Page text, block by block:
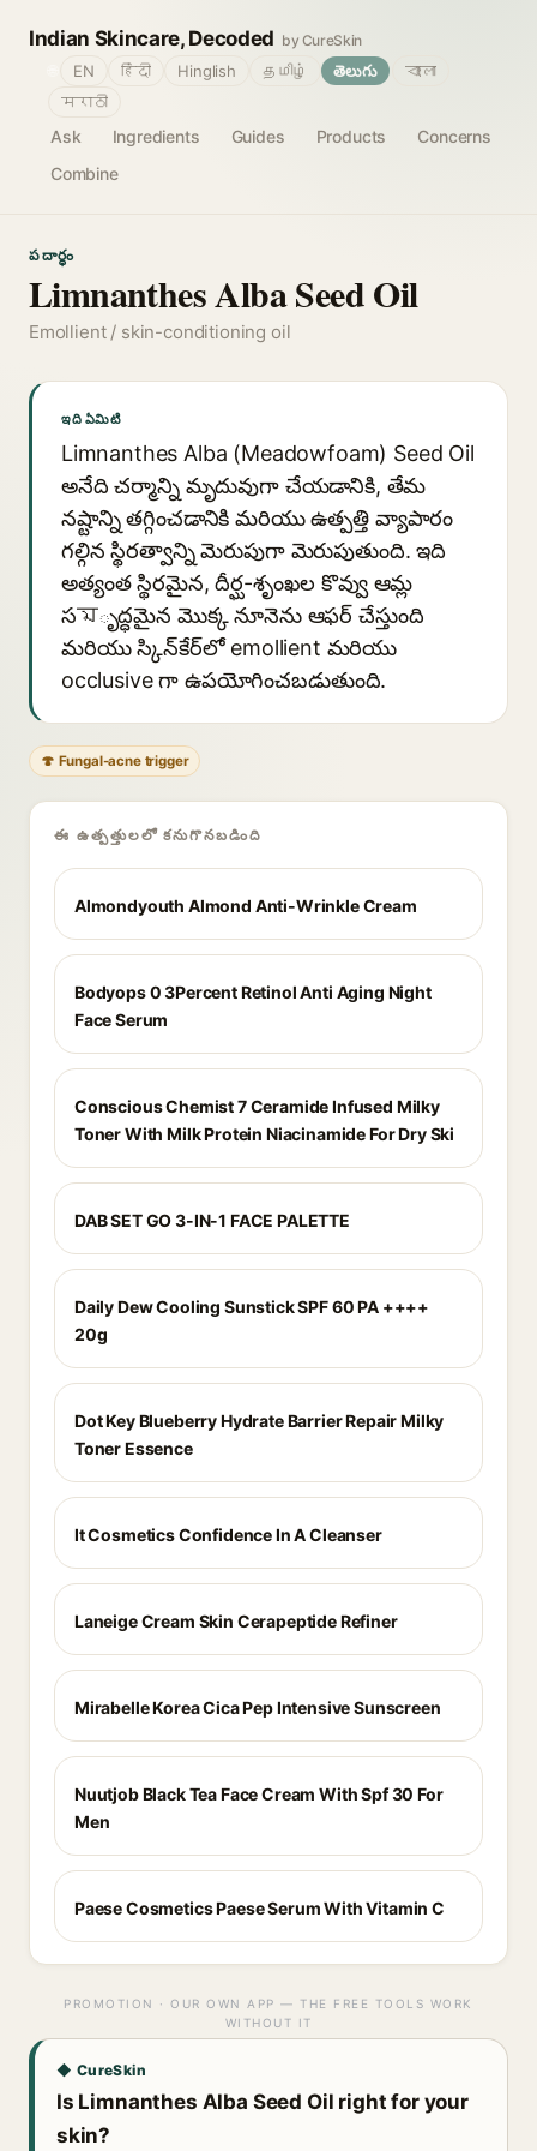
Indian Skincare, Decoded by CureSkin
Ask Ingredients Guides Products
Concerns
Combine
EN हिंदी Hinglish தமிழ் తెలుగు
বাংলা
मराठी
పదార్థం
Limnanthes Alba Seed Oil
Emollient / skin-conditioning oil
ఇది ఏమిటి
Limnanthes Alba (Meadowfoam) Seed Oil
అనేది చర్మాన్ని మృదువుగా చేయడానికి, తేమ
నష్టాన్ని తగ్గించడానికి మరియు ఉత్పత్తి వ్యాపారం
గల్గిన స్థిరత్వాన్ని మెరుపుగా మెరుపుతుంది. ఇది
అత్యంత స్థిరమైన, దీర్ఘ-శృంఖల కొవ్వు ఆమ్ల
సমృద్ధమైన మొక్క నూనెను ఆఫర్ చేస్తుంది
మరియు స్కిన్‌కేర్‌లో emollient మరియు
occlusive గా ఉపయోగించబడుతుంది.
🍄 Fungal-acne trigger
ఈ ఉత్పత్తులలో కనుగొనబడింది
Almondyouth Almond Anti-Wrinkle Cream
Bodyops 0 3Percent Retinol Anti Aging Night
Face Serum
Conscious Chemist 7 Ceramide Infused Milky
Toner With Milk Protein Niacinamide For Dry Ski
DAB SET GO 3-IN-1 FACE PALETTE
Daily Dew Cooling Sunstick SPF 60 PA ++++
20g
Dot Key Blueberry Hydrate Barrier Repair Milky
Toner Essence
It Cosmetics Confidence In A Cleanser
Laneige Cream Skin Cerapeptide Refiner
Mirabelle Korea Cica Pep Intensive Sunscreen
Nuutjob Black Tea Face Cream With Spf 30 For
Men
Paese Cosmetics Paese Serum With Vitamin C
PROMOTION · OUR OWN APP — THE FREE TOOLS WORK
WITHOUT IT
◆ CureSkin
Is Limnanthes Alba Seed Oil right for your
skin?